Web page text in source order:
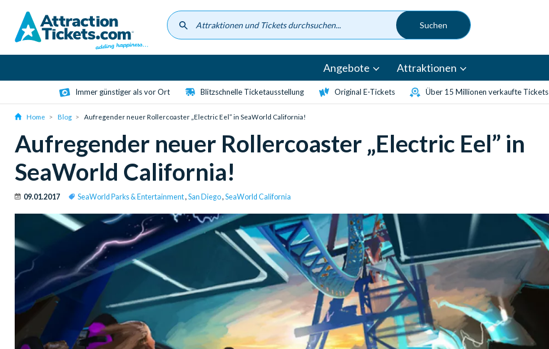
content
Angebote Attraktionen
Immer günstiger als vor Ort Blitzschnelle Ticketausstellung Original E-Tickets Über 15 Millionen verkaufte Tickets
Home Blog Aufregender neuer Rollercoaster „Electric Eel” in SeaWorld California!
Aufregender neuer Rollercoaster „Electric Eel” in
SeaWorld California!
09.01.2017 SeaWorld Parks & Entertainment, San Diego, SeaWorld California